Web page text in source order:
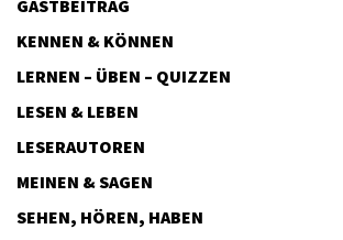
GASTBEITRAG
KENNEN & KÖNNEN
LERNEN – ÜBEN – QUIZZEN
LESEN & LEBEN
LESERAUTOREN
MEINEN & SAGEN
SEHEN, HÖREN, HABEN